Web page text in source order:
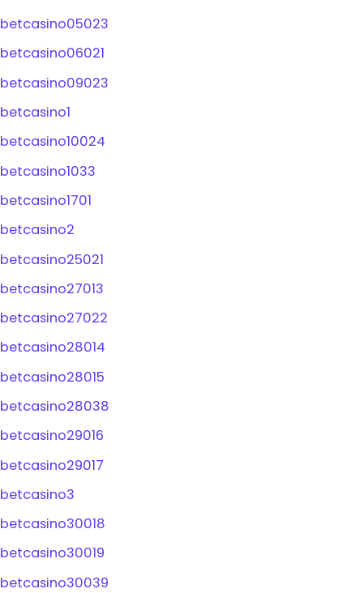
betcasino05023
betcasino06021
betcasino09023
betcasino1
betcasino10024
betcasino1033
betcasino1701
betcasino2
betcasino25021
betcasino27013
betcasino27022
betcasino28014
betcasino28015
betcasino28038
betcasino29016
betcasino29017
betcasino3
betcasino30018
betcasino30019
betcasino30039